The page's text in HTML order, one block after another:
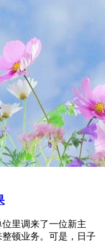
里调来了一位新主
顿业务。可是，日子